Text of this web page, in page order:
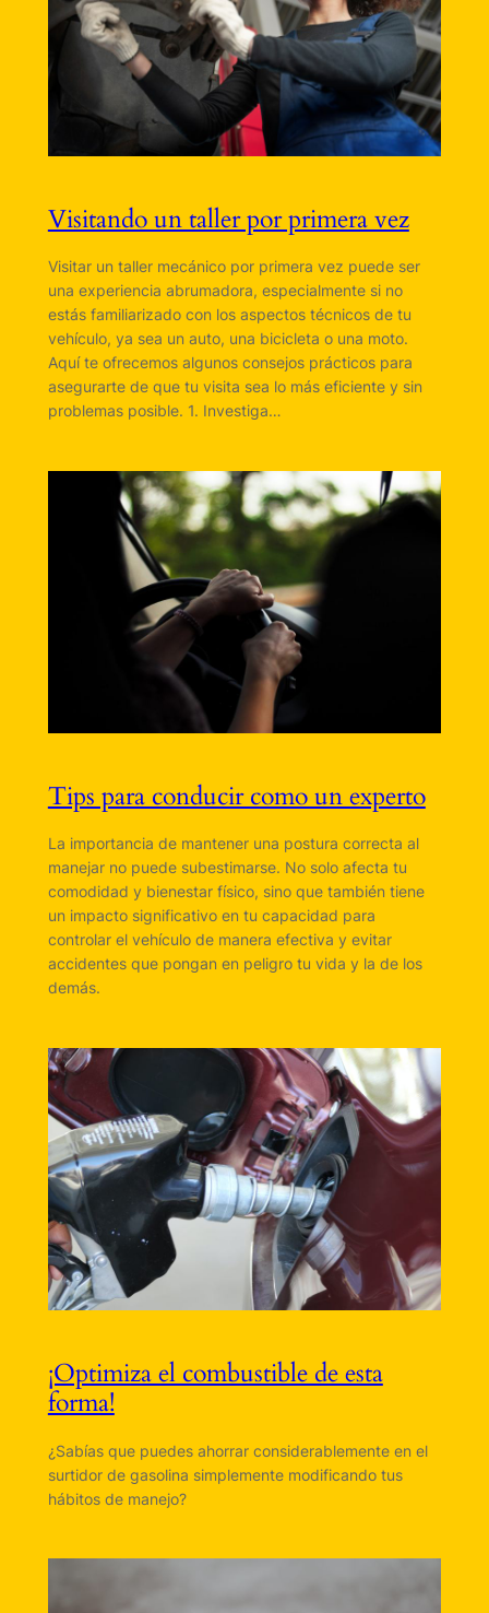
Visitando un taller por primera vez
Visitar un taller mecánico por primera vez puede ser
una experiencia abrumadora, especialmente si no
estás familiarizado con los aspectos técnicos de tu
vehículo, ya sea un auto, una bicicleta o una moto.
Aquí te ofrecemos algunos consejos prácticos para
asegurarte de que tu visita sea lo más eficiente y sin
problemas posible. 1. Investiga…
Tips para conducir como un experto
La importancia de mantener una postura correcta al
manejar no puede subestimarse. No solo afecta tu
comodidad y bienestar físico, sino que también tiene
un impacto significativo en tu capacidad para
controlar el vehículo de manera efectiva y evitar
accidentes que pongan en peligro tu vida y la de los
demás.
¡Optimiza el combustible de esta
forma!
¿Sabías que puedes ahorrar considerablemente en el
surtidor de gasolina simplemente modificando tus
hábitos de manejo?